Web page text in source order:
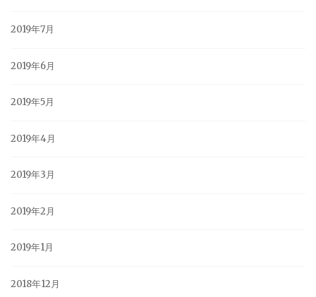
2019年7月
2019年6月
2019年5月
2019年4月
2019年3月
2019年2月
2019年1月
2018年12月